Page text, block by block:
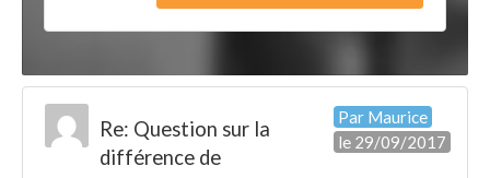
Par Maurice
le 29/09/2017
Re: Question sur la
différence de